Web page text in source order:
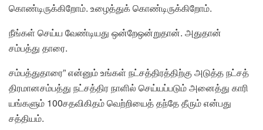
கொண்டிருக்கிறோம். உழைத்துக் கொண்டிருக்கிறோம்.
நீங்கள் செய்ய வேண்டியது ஒன்றேஒன்றுதான். அதுதான்
சம்பத்து தாரை.
சம்பத்துதாரை” என்னும் உங்கள் நட்சத்திரத்திற்கு அடுத்த நட்சத்
திரமானசம்பத்து நட்சத்திர நாளில் செய்யப்படும் அனைத்து காரி
யங்களும் 100சதவிகிதம் வெற்றியைத் தந்தே தீரும் என்பது
சத்தியம்.